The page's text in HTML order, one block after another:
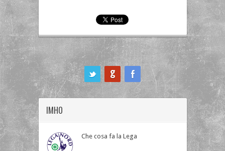
IMHO
Che cosa fa la Lega